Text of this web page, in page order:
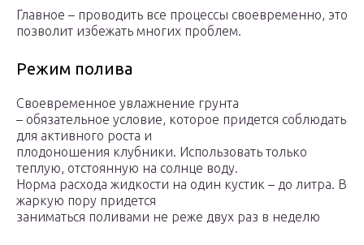
Главное – проводить все процессы своевременно, это
позволит избежать многих проблем.
Режим полива
Своевременное увлажнение грунта
– обязательное условие, которое придется соблюдать
для активного роста и
плодоношения клубники. Использовать только
теплую, отстоянную на солнце воду.
Норма расхода жидкости на один кустик – до литра. В
жаркую пору придется
заниматься поливами не реже двух раз в неделю